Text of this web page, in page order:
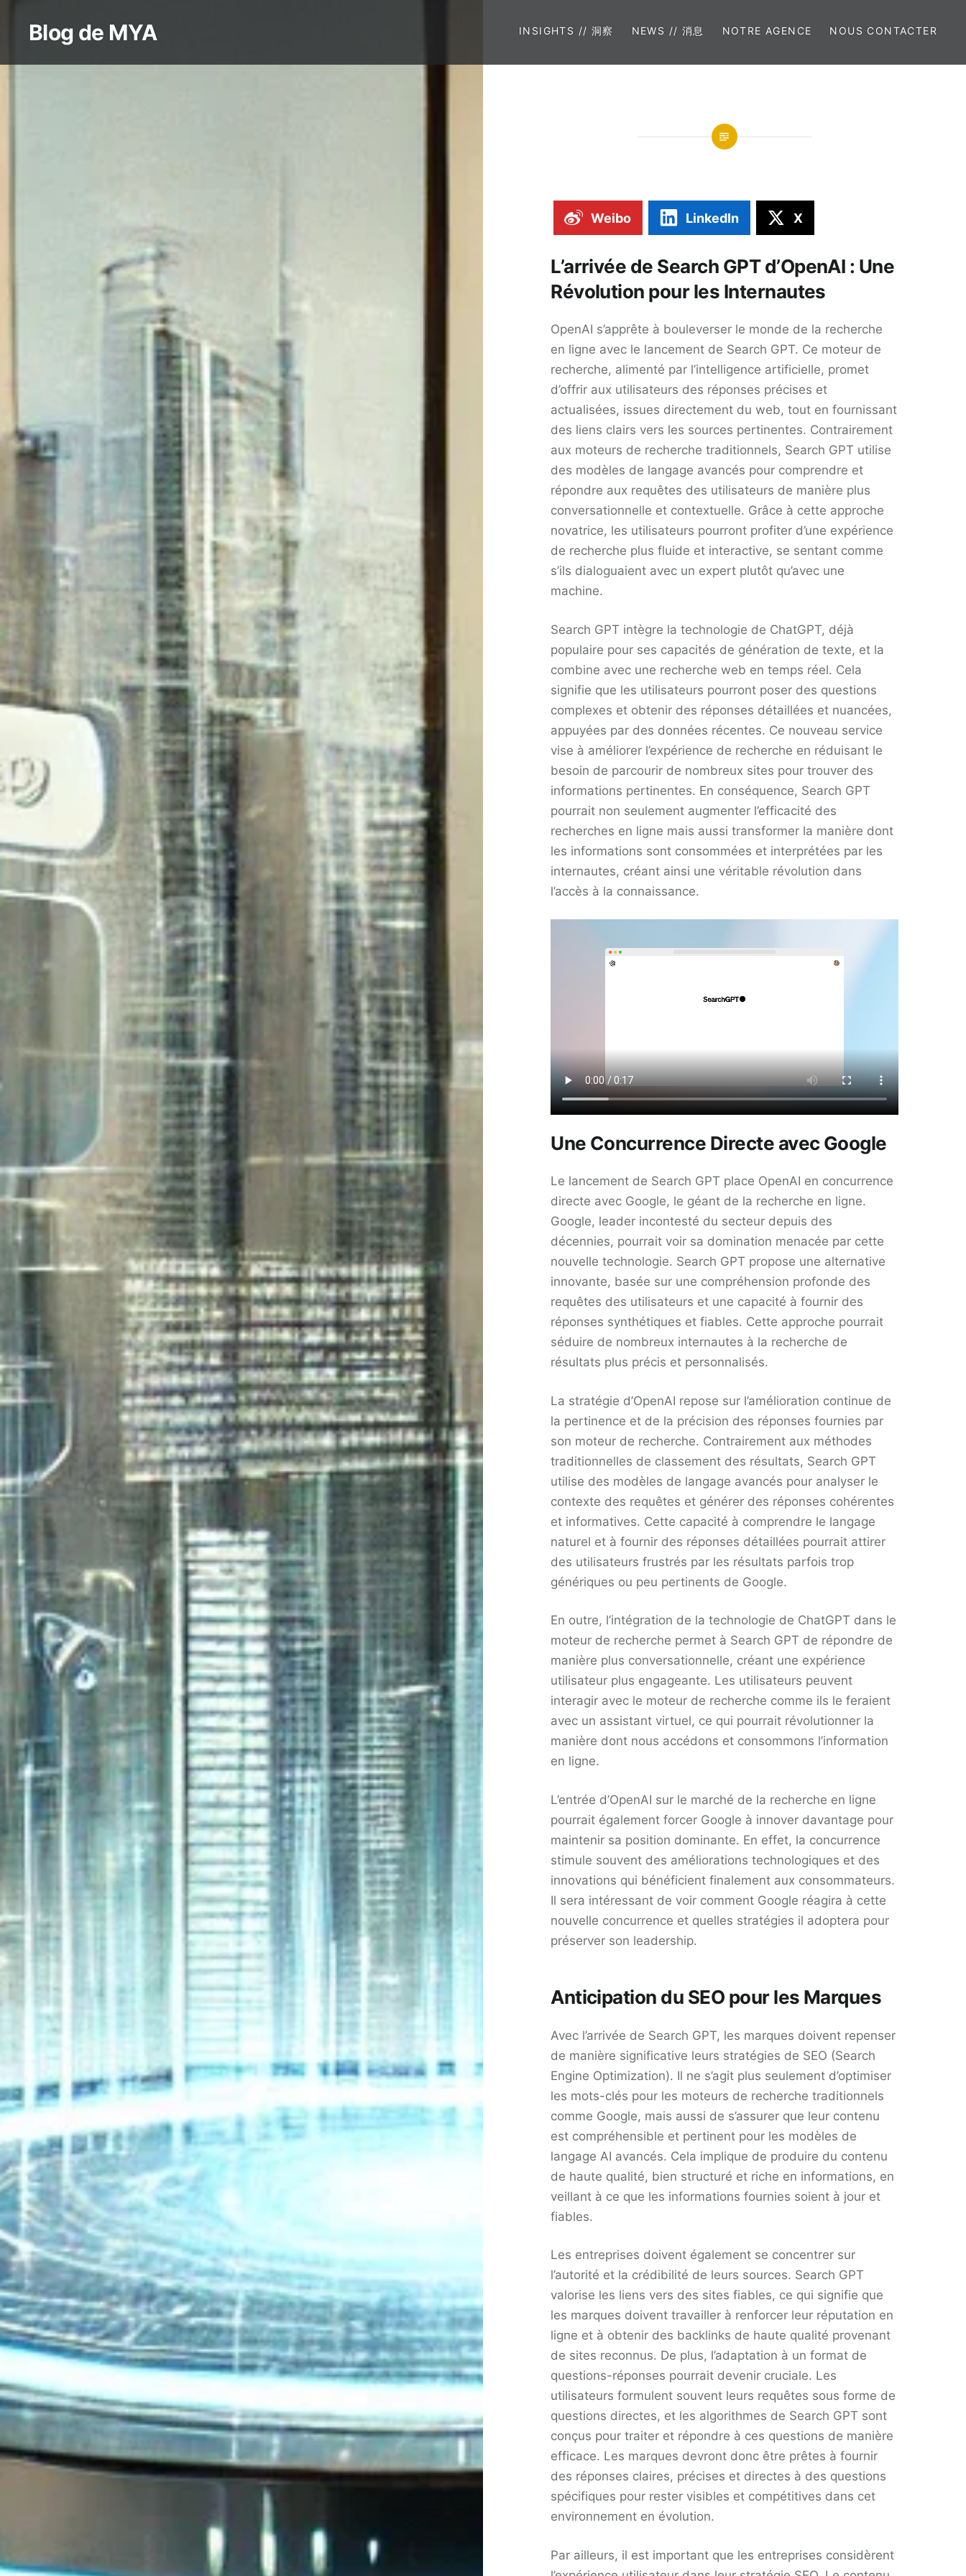
Blog de MYA INSIGHTS // 洞察 NEWS // 消息 NOTRE AGENCE NOUS CONTACTER
Weibo LinkedIn X
L’arrivée de Search GPT d’OpenAI : Une
Révolution pour les Internautes
OpenAI s’apprête à bouleverser le monde de la recherche
en ligne avec le lancement de Search GPT. Ce moteur de
recherche, alimenté par l’intelligence artificielle, promet
d’offrir aux utilisateurs des réponses précises et
actualisées, issues directement du web, tout en fournissant
des liens clairs vers les sources pertinentes. Contrairement
aux moteurs de recherche traditionnels, Search GPT utilise
des modèles de langage avancés pour comprendre et
répondre aux requêtes des utilisateurs de manière plus
conversationnelle et contextuelle. Grâce à cette approche
novatrice, les utilisateurs pourront profiter d’une expérience
de recherche plus fluide et interactive, se sentant comme
s’ils dialoguaient avec un expert plutôt qu’avec une
machine.
Search GPT intègre la technologie de ChatGPT, déjà
populaire pour ses capacités de génération de texte, et la
combine avec une recherche web en temps réel. Cela
signifie que les utilisateurs pourront poser des questions
complexes et obtenir des réponses détaillées et nuancées,
appuyées par des données récentes. Ce nouveau service
vise à améliorer l’expérience de recherche en réduisant le
besoin de parcourir de nombreux sites pour trouver des
informations pertinentes​​. En conséquence, Search GPT
pourrait non seulement augmenter l’efficacité des
recherches en ligne mais aussi transformer la manière dont
les informations sont consommées et interprétées par les
internautes, créant ainsi une véritable révolution dans
l’accès à la connaissance.
Une Concurrence Directe avec Google
Le lancement de Search GPT place OpenAI en concurrence
directe avec Google, le géant de la recherche en ligne.
Google, leader incontesté du secteur depuis des
décennies, pourrait voir sa domination menacée par cette
nouvelle technologie. Search GPT propose une alternative
innovante, basée sur une compréhension profonde des
requêtes des utilisateurs et une capacité à fournir des
réponses synthétiques et fiables. Cette approche pourrait
séduire de nombreux internautes à la recherche de
résultats plus précis et personnalisés​.
La stratégie d’OpenAI repose sur l’amélioration continue de
la pertinence et de la précision des réponses fournies par
son moteur de recherche. Contrairement aux méthodes
traditionnelles de classement des résultats, Search GPT
utilise des modèles de langage avancés pour analyser le
contexte des requêtes et générer des réponses cohérentes
et informatives. Cette capacité à comprendre le langage
naturel et à fournir des réponses détaillées pourrait attirer
des utilisateurs frustrés par les résultats parfois trop
génériques ou peu pertinents de Google.
En outre, l’intégration de la technologie de ChatGPT dans le
moteur de recherche permet à Search GPT de répondre de
manière plus conversationnelle, créant une expérience
utilisateur plus engageante. Les utilisateurs peuvent
interagir avec le moteur de recherche comme ils le feraient
avec un assistant virtuel, ce qui pourrait révolutionner la
manière dont nous accédons et consommons l’information
en ligne.
L’entrée d’OpenAI sur le marché de la recherche en ligne
pourrait également forcer Google à innover davantage pour
maintenir sa position dominante. En effet, la concurrence
stimule souvent des améliorations technologiques et des
innovations qui bénéficient finalement aux consommateurs.
Il sera intéressant de voir comment Google réagira à cette
nouvelle concurrence et quelles stratégies il adoptera pour
préserver son leadership​​.
Anticipation du SEO pour les Marques
Avec l’arrivée de Search GPT, les marques doivent repenser
de manière significative leurs stratégies de SEO (Search
Engine Optimization). Il ne s’agit plus seulement d’optimiser
les mots-clés pour les moteurs de recherche traditionnels
comme Google, mais aussi de s’assurer que leur contenu
est compréhensible et pertinent pour les modèles de
langage AI avancés. Cela implique de produire du contenu
de haute qualité, bien structuré et riche en informations, en
veillant à ce que les informations fournies soient à jour et
fiables.
Les entreprises doivent également se concentrer sur
l’autorité et la crédibilité de leurs sources. Search GPT
valorise les liens vers des sites fiables, ce qui signifie que
les marques doivent travailler à renforcer leur réputation en
ligne et à obtenir des backlinks de haute qualité provenant
de sites reconnus. De plus, l’adaptation à un format de
questions-réponses pourrait devenir cruciale. Les
utilisateurs formulent souvent leurs requêtes sous forme de
questions directes, et les algorithmes de Search GPT sont
conçus pour traiter et répondre à ces questions de manière
efficace. Les marques devront donc être prêtes à fournir
des réponses claires, précises et directes à des questions
spécifiques pour rester visibles et compétitives dans cet
environnement en évolution.
Par ailleurs, il est important que les entreprises considèrent